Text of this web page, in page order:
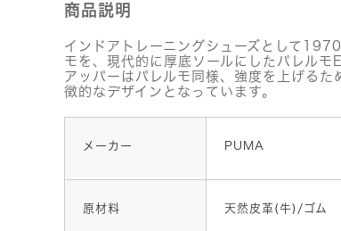
商品説明
インドアトレーニングシューズとして
モを、現代的に厚底ソールにしたパレルモ
アッパーはパレルモ同様、強度を上げるた
徴的なデザインとなっています。
メーカー PUMA
原材料 天然皮革(牛)/ゴム